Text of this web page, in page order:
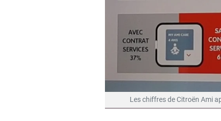
Les chiffres de Citroën Ami